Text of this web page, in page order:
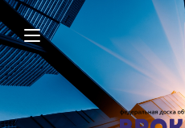
Brokery365 -